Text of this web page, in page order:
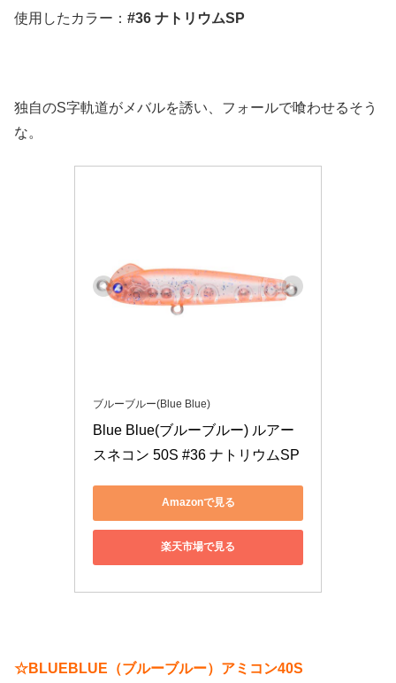
使用したカラー： #36 ナトリウムSP
独自のS字軌道がメバルを誘い、フォールで喰わせるそう
な。
ブルーブルー(Blue Blue)
Blue Blue(ブルーブルー) ルアー
スネコン 50S #36 ナトリウムSP
Amazonで見る
楽天市場で見る
☆BLUEBLUE（ブルーブルー）アミコン40S